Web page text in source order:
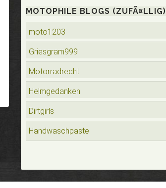
MOTOPHILE BLOGS (ZUFÃ¤LLIG)
moto1203
Griesgram999
Motorradrecht
Helmgedanken
Dirtgirls
Handwaschpaste